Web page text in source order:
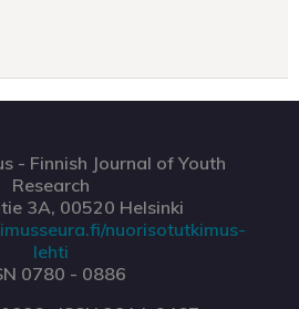
- Finnish Journal of Youth
Research
3A, 00520 Helsinki
nuorisotutkimus-
lehti
0780 - 0886